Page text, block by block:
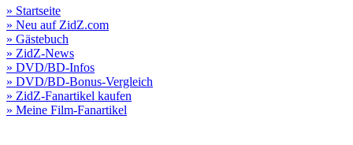
» Startseite
» Neu auf ZidZ.com
» Gästebuch
» ZidZ-News
» DVD/BD-Infos
» DVD/BD-Bonus-Vergleich
» ZidZ-Fanartikel kaufen
» Meine Film-Fanartikel